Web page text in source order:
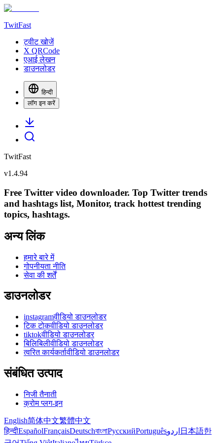
TwitFast
ट्वीट खोजें
X QRCode
एआई लेखन
डाउनलोडर
हिन्दी
लॉग इन करें
TwitFast
v1.4.94
Free Twitter video downloader. Top Twitter trends
and hashtags list, Monitor, track hottest trending
topics, hashtags.
अन्य लिंक
हमारे बारे में
गोपनीयता नीति
सेवा की शर्तें
डाउनलोडर
instagramवीडियो डाउनलोडर
टिक टोकवीडियो डाउनलोडर
tiktokवीडियो डाउनलोडर
बिलिबिलीवीडियो डाउनलोडर
त्वरित कार्यकर्तावीडियो डाउनलोडर
संबंधित उत्पाद
निजी तैनाती
क्रोम प्लग-इन
English简体中文繁體中文
हिन्दीEspañolFrançaisDeutschবাংলাРусскийPortuguêsاردو 日本語한